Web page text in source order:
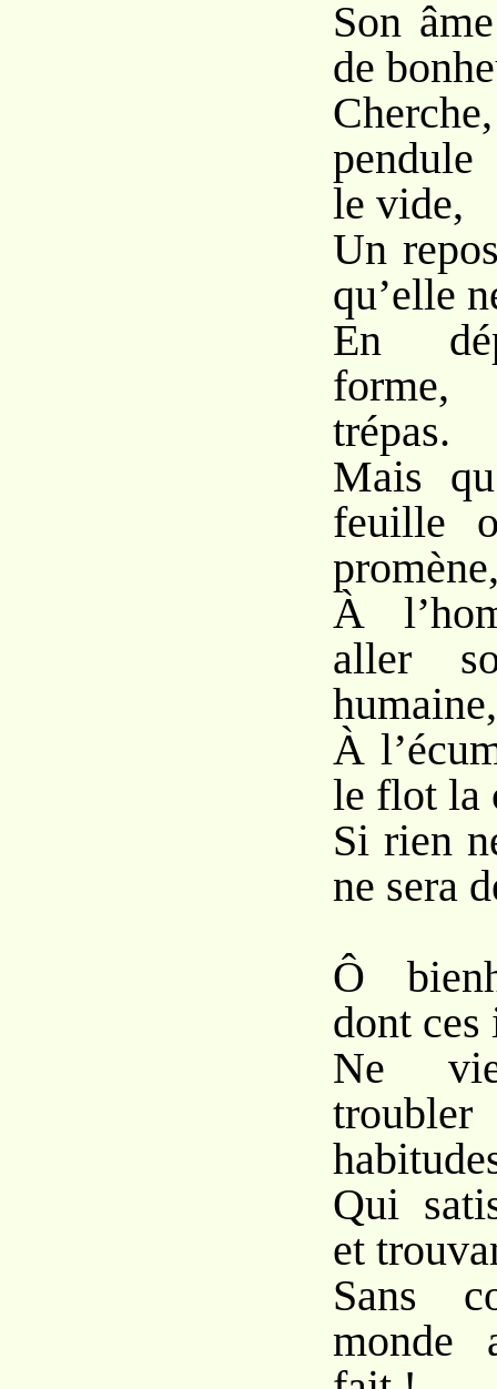
Son
de
le vide,
Un
qu’elle
En
trépas.
Mais
feuille
À
aller
humaine,
À
le flot la
Si rien
ne sera
Ô
dont ces
Ne
Qui
et
Sans
monde